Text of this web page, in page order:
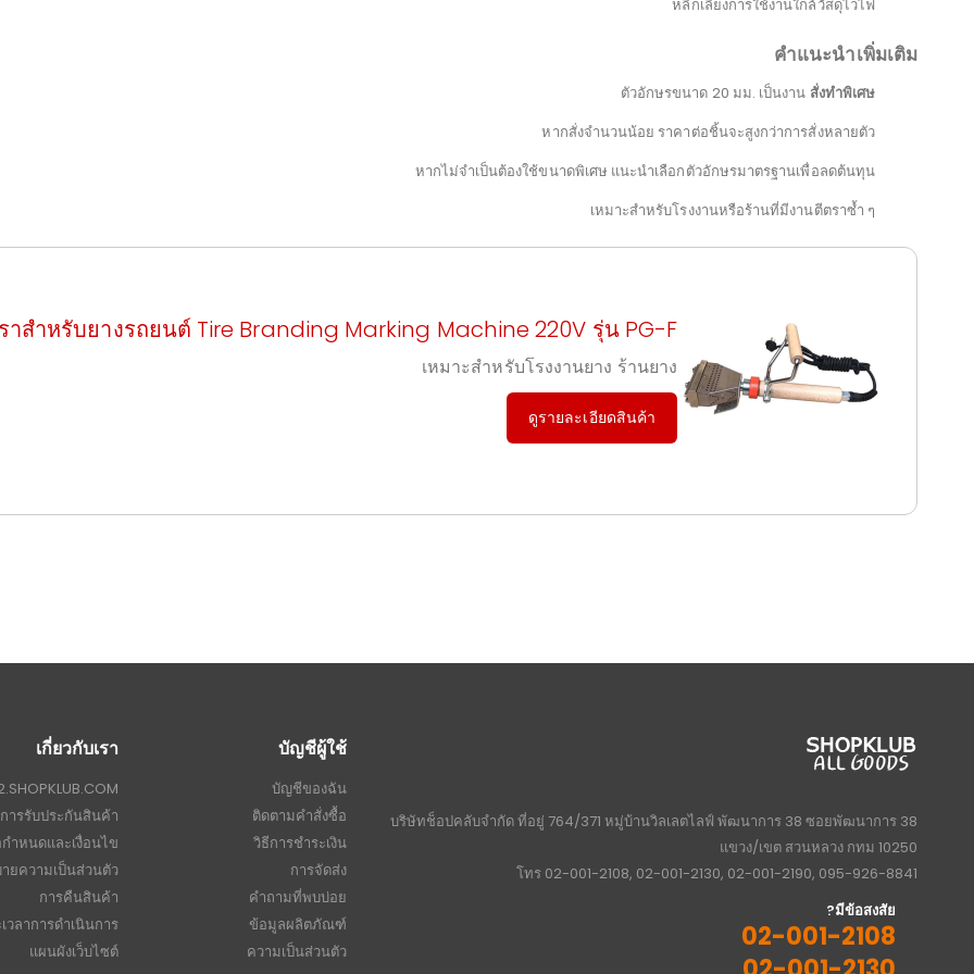
หลีกเลี่ยงการใช้งานใกล้วัสดุไวไฟ
คำแนะนำเพิ่มเติม
ตัวอักษรขนาด 20 มม. เป็นงาน สั่งทำพิเศษ
หากสั่งจำนวนน้อย ราคาต่อชิ้นจะสูงกว่าการสั่งหลายตัว
หากไม่จำเป็นต้องใช้ขนาดพิเศษ แนะนำเลือกตัวอักษรมาตรฐานเพื่อลดต้นทุน
เหมาะสำหรับโรงงานหรือร้านที่มีงานตีตราซ้ำ ๆ
าสำหรับยางรถยนต์ Tire Branding Marking Machine 220V รุ่น PG-F
เหมาะสำหรับโรงงานยาง ร้านยาง
ดูรายละเอียดสินค้า
บริษัทช็อปคลับจำกัด ที่อยู่ 764/371 หมู่บ้านวิลเลตไลฟ์ พัฒนาการ 38 ซอยพัฒนาการ 38
แขวง/เขต สวนหลวง กทม 10250
โทร 02-001-2108, 02-001-2130, 02-001-2190, 095-926-8841
มีข้อสงสัย?
02-001-2108
บัญชีผู้ใช้
บัญชีของฉัน
ติดตามคำสั่งซื้อ
วิธีการชำระเงิน
การจัดส่ง
คำถามที่พบบ่อย
ข้อมูลผลิตภัณฑ์
ความเป็นส่วนตัว
เกี่ยวกับเรา
การรับประกันสินค้า
ำหนดและเงื่อนไข
ยความเป็นส่วนตัว
การคืนสินค้า
วลาการดำเนินการ
แผนผังเว็บไซต์